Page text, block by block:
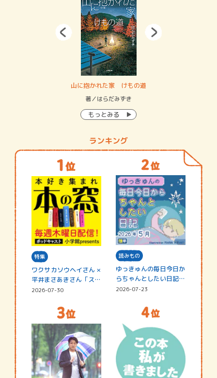
山に抱かれた家 けもの道
著／はらだみずき
もっとみる
ランキング
特集
ワクサカソウヘイさん ×
平井まさあきさん「スペ
シャ…
2026-07-30
読みもの
ゆっきゅんの毎日今日か
らちゃんとしたい日記
☆202…
2026-07-23